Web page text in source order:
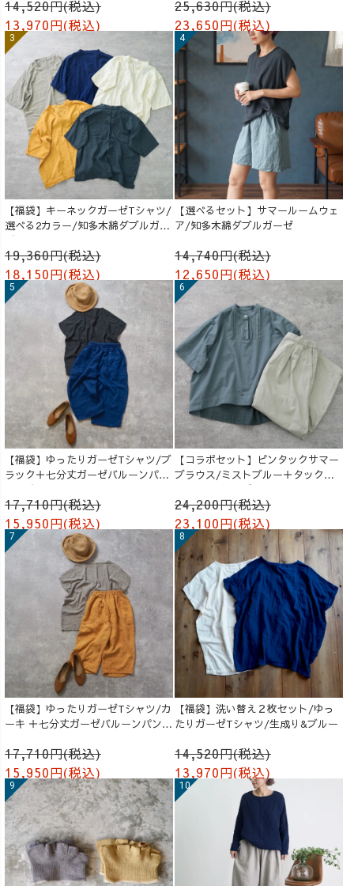
14,520円(税込)
13,970円(税込)
25,630円(税込)
23,650円(税込)
【福袋】キーネックガーゼTシャツ/
選べる2カラー/知多木綿ダブルガー
ゼ
19,360円(税込)
18,150円(税込)
【選べるセット】サマールームウェ
ア/知多木綿ダブルガーゼ
14,740円(税込)
12,650円(税込)
【福袋】ゆったりガーゼTシャツ/ブ
ラック＋七分丈ガーゼバルーンパン
ツ /ブルー
17,710円(税込)
15,950円(税込)
【コラボセット】ピンタックサマー
ブラウス/ミストブルー＋タックバ
ルーンパンツ/グレージュ
24,200円(税込)
23,100円(税込)
【福袋】ゆったりガーゼTシャツ/カ
ーキ ＋七分丈ガーゼバルーンパンツ
17,710円(税込)
15,950円(税込)
【福袋】洗い替え２枚セット/ゆっ
たりガーゼTシャツ/生成り&ブルー
14,520円(税込)
13,970円(税込)